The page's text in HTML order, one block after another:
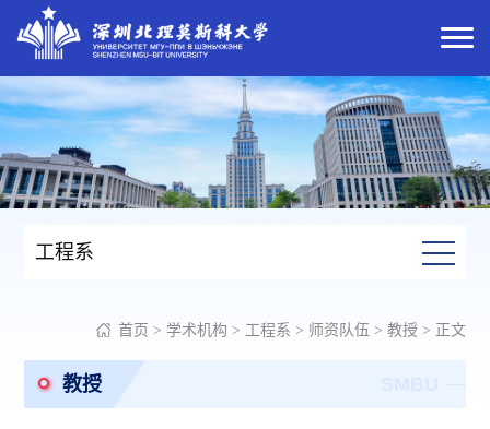
工程系
首页 > 学术机构 > 工程系 > 师资队伍 > 教授> 正文
教授